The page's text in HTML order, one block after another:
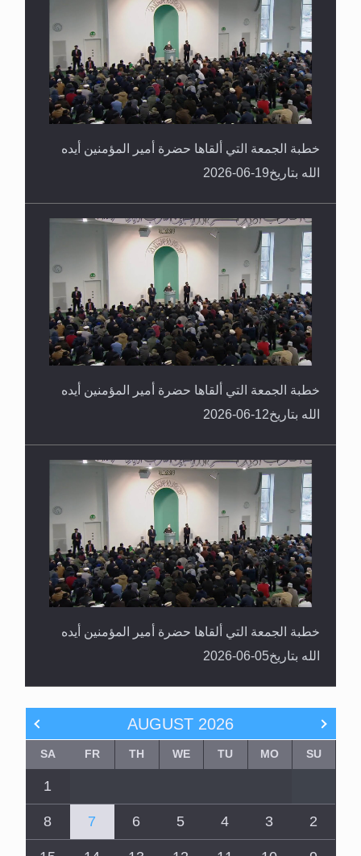
خطبة الجمعة التي ألقاها حضرة أمير المؤمنين أيده
الله بتاريخ19-06-2026
خطبة الجمعة التي ألقاها حضرة أمير المؤمنين أيده
الله بتاريخ12-06-2026
خطبة الجمعة التي ألقاها حضرة أمير المؤمنين أيده
الله بتاريخ05-06-2026
AUGUST 2026
SU
MO
TU
WE
TH
FR
SA
1
2
3
4
5
6
7
8